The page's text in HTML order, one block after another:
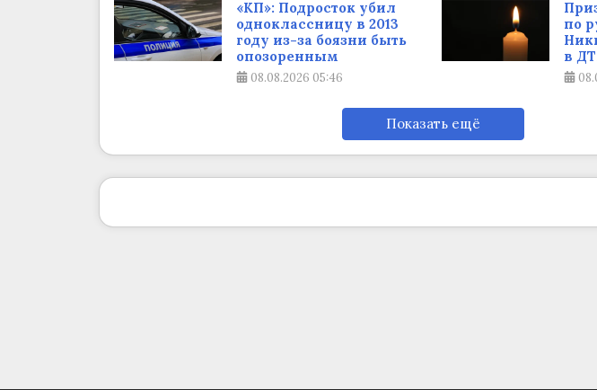
«КП»: Подросток убил
одноклассницу в 2013
году из-за боязни быть
опозоренным
08.08.2026 05:46
по
в
Показать ещё